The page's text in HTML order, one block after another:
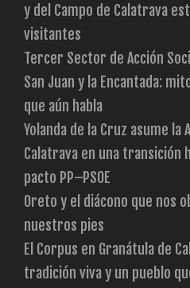
y del Campo de Calatrava
visitantes
Tercer Sector de Acción
San Juan y la Encantada:
que aún habla
Yolanda de la Cruz asume la
Calatrava en una transición
pacto PP–PSOE
Oreto y el diácono que nos
nuestros pies
El Corpus en Granátula de
tradición viva y un pueblo